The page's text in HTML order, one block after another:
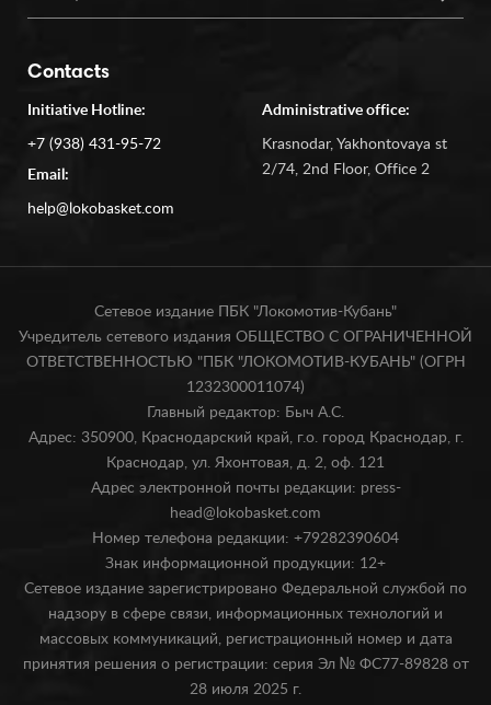
Contacts
Initiative Hotline:
+7 (938) 431-95-72
Email:
help@lokobasket.com
Administrative office:
Krasnodar, Yakhontovaya st
2/74, 2nd Floor, Office 2
Сетевое издание ПБК "Локомотив-Кубань"
Учредитель сетевого издания ОБЩЕСТВО С ОГРАНИЧЕННОЙ
ОТВЕТСТВЕННОСТЬЮ "ПБК "ЛОКОМОТИВ-КУБАНЬ" (ОГРН
1232300011074)
Главный редактор: Быч А.С.
Адрес: 350900, Краснодарский край, г.о. город Краснодар, г.
Краснодар, ул. Яхонтовая, д. 2, оф. 121
Адрес электронной почты редакции: press-
head@lokobasket.com
Номер телефона редакции: +79282390604
Знак информационной продукции: 12+
Сетевое издание зарегистрировано Федеральной службой по
надзору в сфере связи, информационных технологий и
массовых коммуникаций, регистрационный номер и дата
принятия решения о регистрации: серия Эл № ФС77-89828 от
28 июля 2025 г.